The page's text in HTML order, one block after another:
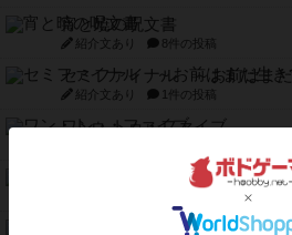
宵と暁の呪文書
紹介文あり 8件の投稿
セミファイナル ～お前はまだ
紹介文あり 1件の投稿
ワン・トゥ・ファイブ
ふたつの城の物語